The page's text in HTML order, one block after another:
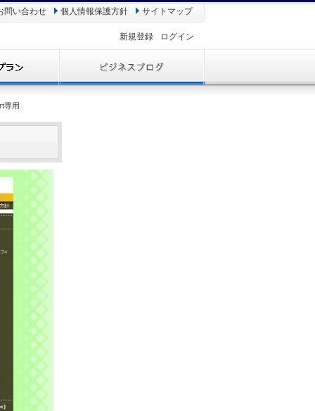
問い合わせ 個人情報保護方針 サイトマップ
新規登録 ログイン
専用